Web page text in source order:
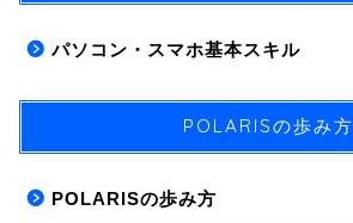
パソコン・スマホ基本スキル
POLARISの歩み方
POLARISの歩み方